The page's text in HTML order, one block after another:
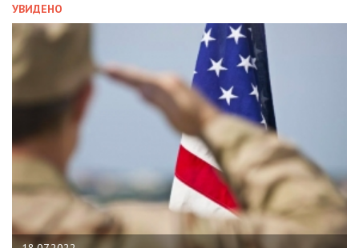
УВИДЕНО